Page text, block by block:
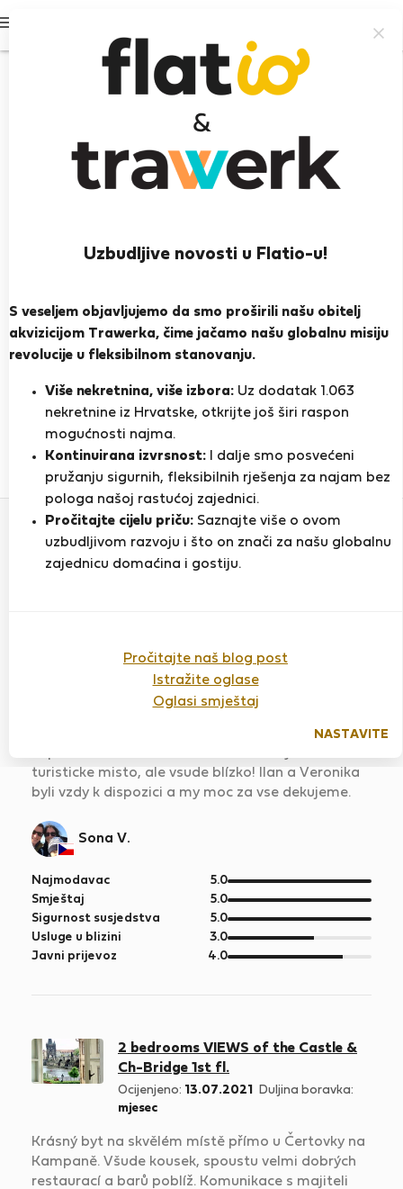
Uzbudljive novosti u Flatio-u!
S veseljem objavljujemo da smo proširili našu obitelj
akvizicijom Trawerka, čime jačamo našu globalnu misiju
revolucije u fleksibilnom stanovanju.
Više nekretnina, više izbora: Uz dodatak 1.063
nekretnine iz Hrvatske, otkrijte još širi raspon
mogućnosti najma.
Kontinuirana izvrsnost: I dalje smo posvećeni
pružanju sigurnih, fleksibilnih rješenja za najam bez
pologa našoj rastućoj zajednici.
Pročitajte cijelu priču: Saznajte više o ovom
uzbudljivom razvoju i što on znači za našu globalnu
zajednicu domaćina i gostiju.
Pročitajte naš blog post
Istražite oglase
Oglasi smještaj
NASTAVITE
Iskusan domaćin
PRIKAŽI ŽIVOTOPIS
Ocjena i reference
2
Ponude
1
Ocjena
2 bedrooms VIEWS of the Castle &
Ch-Bridge 1st fl.
Ocijenjeno:02.09.2021
turisticke misto, ale vsude blízko! Ilan a Veronika
byli vzdy k dispozici a my moc za vse dekujeme.
Sona V.
Najmodavac 5.0od
5
Smještaj 5.0od
5
Sigurnost susjedstva 5.0od
5
Usluge u blizini 3.0od
5
Javni prijevoz 4.0od
2 bedrooms VIEWS of the Castle &
Ch-Bridge 1st fl.
Ocijenjeno: 13.07.2021
Duljina boravka:
mjesec
Krásný byt na skvělém místě přímo u Čertovky na
Kampaně. Všude kousek, spoustu velmi dobrých
restaurací a barů poblíž. Komunikace s majiteli